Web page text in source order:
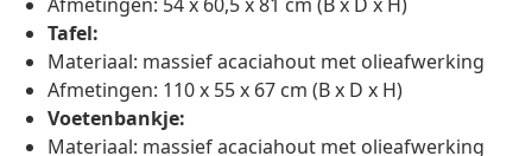
Tafel:
Materiaal: massief acaciahout met olieafwerking
Afmetingen: 110 x 55 x 67 cm (B x D x H)
Voetenbankje:
Materiaal: massief acaciahout met olieafwerking